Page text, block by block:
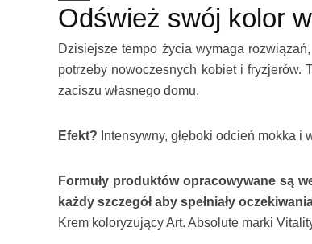
Odśwież swój kolor
Dzisiejsze tempo życia wymaga
potrzeby nowoczesnych kobiet i fryzjerów.
zaciszu własnego domu.
Efekt? Intensywny, głęboki odcień mokka i
Formuły produktów opracowywane są
każdy szczegół aby spełniały
Krem koloryzujący Art. Absolute marki